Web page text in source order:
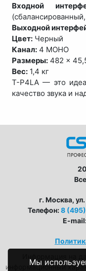
Входной
Выходной
Цвет:Черный
Канал:4 МОНО
Размеры:482 ×
Вес:1,4 кг
T-P4LA — это
качество звука и
г. Москва,
Телефон:8
E-
информационный
Мы